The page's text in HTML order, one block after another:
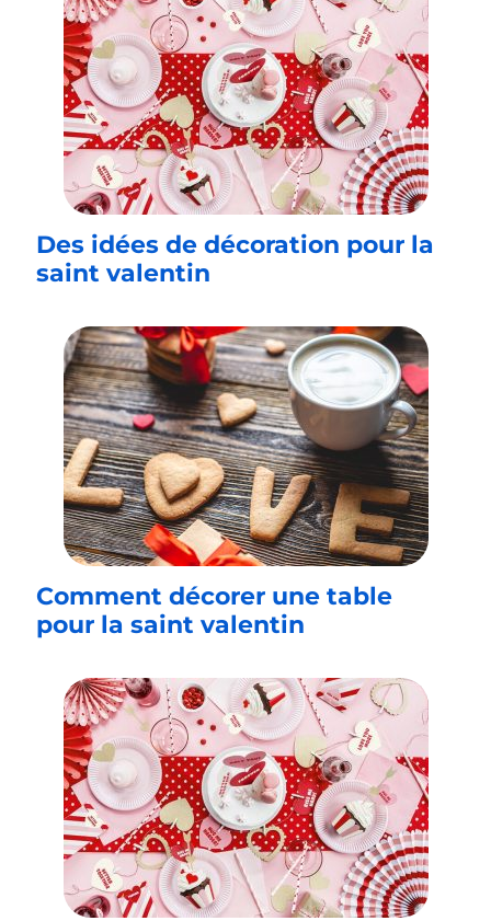
Des idées de décoration pour la
saint valentin
Comment décorer une table
pour la saint valentin